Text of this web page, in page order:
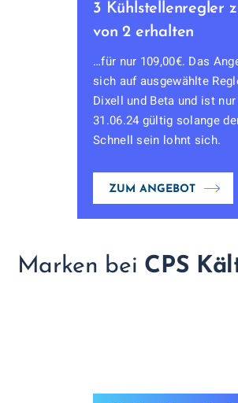
3 Kühlstellenregler
von 2 erhalten
…für nur 109,00€. Das
sich auf ausgewählte
Dixell und Beta und ist
31.06.24 gültig solange
Schnell sein lohnt sich.
ZUM ANGEBOT
Marken bei CPS